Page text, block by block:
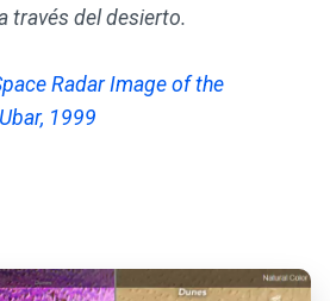
través del desierto.
Radar Image of the
1999